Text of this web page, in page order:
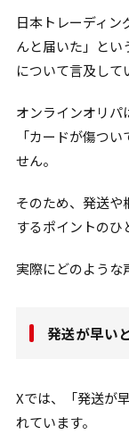
日本トレーディン
んと届いた」とい
について言及して
オンラインオリパ
「カードが傷つ
せん。
そのため、発送や
するポイントのひ
実際にどのような
発送が早い
Xでは、「発送が
れています。